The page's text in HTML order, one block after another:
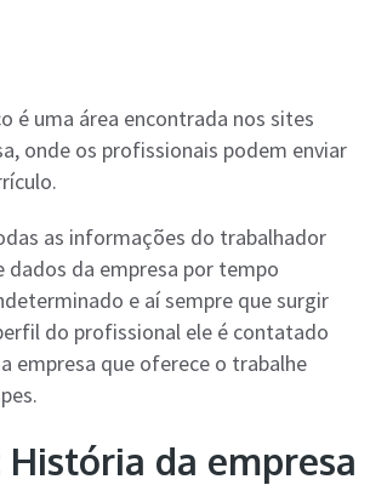
é uma área encontrada nos sites
onde os profissionais podem enviar
as informações do trabalhador
dados da empresa por tempo
e aí sempre que surgir
do profissional ele é contatado
empresa que oferece o trabalhe
História da empresa